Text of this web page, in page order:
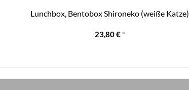
Lunchbox, Bentobox Shironeko (weiße Katze)
23,80 € *